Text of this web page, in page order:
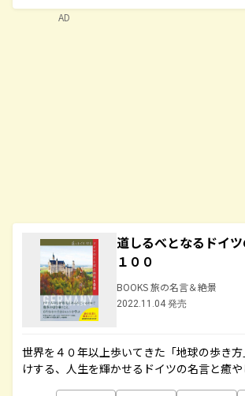
道しるべとなるドイ
１００
BOOKS 旅の名言＆絶景
2022.11.04 発売
世界を４０年以上歩いてきた「地球の歩き
けする、人生を輝かせるドイツの名言と癒
AD